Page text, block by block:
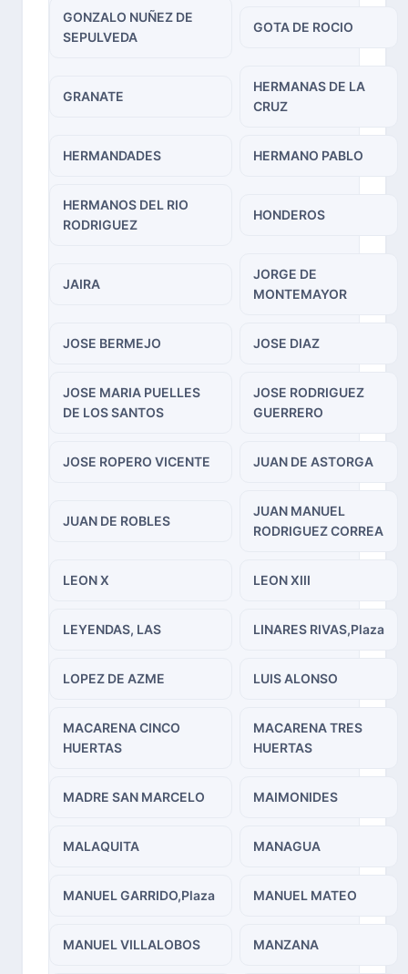
GONZALO NUÑEZ DE
SEPULVEDA
GOTA DE ROCIO
GRANATE
HERMANAS DE LA
CRUZ
HERMANDADES HERMANO PABLO
HERMANOS DEL RIO
RODRIGUEZ
HONDEROS
JAIRA
JORGE DE
MONTEMAYOR
JOSE BERMEJO JOSE DIAZ
JOSE MARIA PUELLES
DE LOS SANTOS
JOSE RODRIGUEZ
GUERRERO
JOSE ROPERO VICENTE JUAN DE ASTORGA
JUAN DE ROBLES
JUAN MANUEL
RODRIGUEZ CORREA
LEON X LEON XIII
LEYENDAS, LAS LINARES RIVAS,Plaza
LOPEZ DE AZME LUIS ALONSO
MACARENA CINCO
HUERTAS
MACARENA TRES
HUERTAS
MADRE SAN MARCELO MAIMONIDES
MALAQUITA MANAGUA
MANUEL GARRIDO,Plaza MANUEL MATEO
MANUEL VILLALOBOS MANZANA